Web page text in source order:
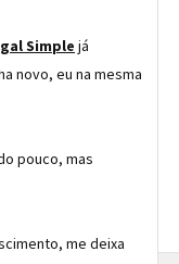
Simple já
novo, eu na mesma
pouco, mas
me deixa